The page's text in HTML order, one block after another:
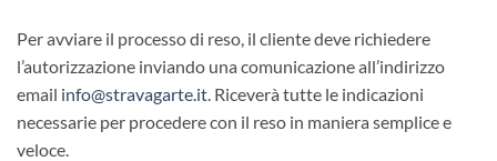
Per avviare il processo di reso, il cliente deve richiedere
l’autorizzazione inviando una comunicazione all’indirizzo
email info@stravagarte.it . Riceverà tutte le indicazioni
necessarie per procedere con il reso in maniera semplice e
veloce.